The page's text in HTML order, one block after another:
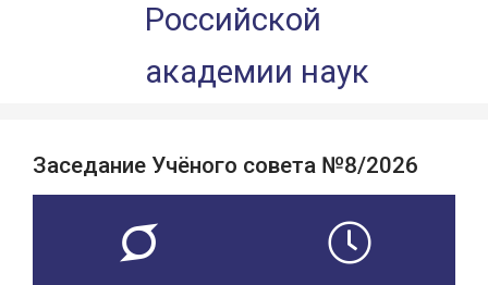
Российской
академии наук
Заседание Учёного совета №8/2026